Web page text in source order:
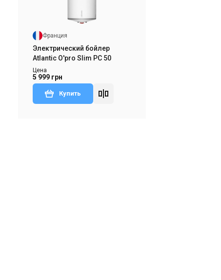
Франция
Электрический бойлер
Atlantic O'pro Slim PC 50
Цена
5 999 грн
Купить